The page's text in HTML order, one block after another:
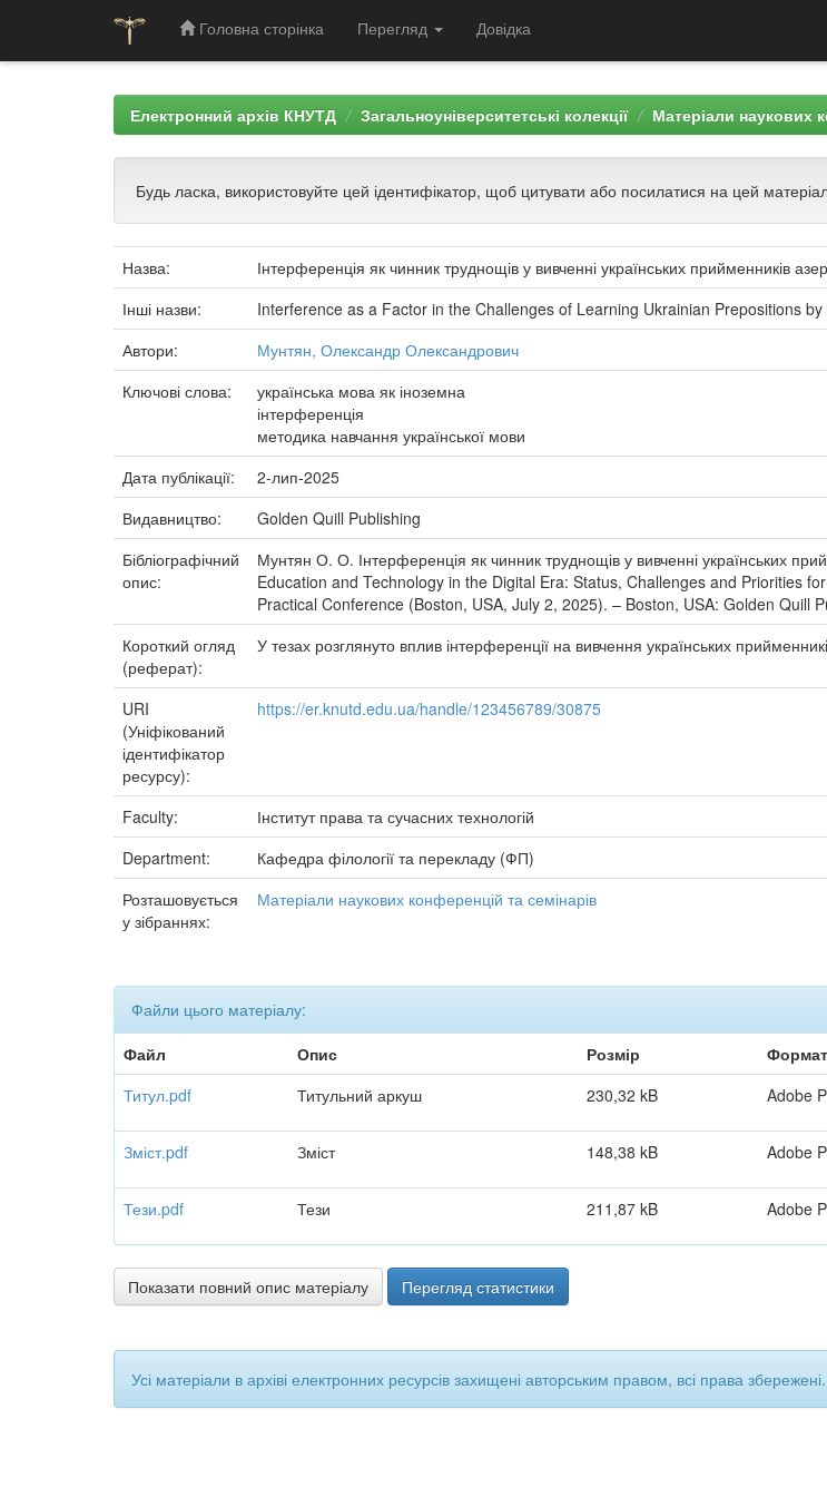
Головна сторінка Перегляд Довідка
Електронний архів КНУТД Загальноуніверситетські колекції Матеріали наукових
Будь ласка, використовуйте цей ідентифікатор, щоб цитувати або посилатися на цей
Назва:
Інтерференція як чинник труднощів у вивченні українських прийменників
Інші назви:
Interference as a Factor in the Challenges of Learning Ukrainian Prepositions
Автори:
Мунтян, Олександр Олександрович
Ключові слова:
українська мова як іноземна
інтерференція
методика навчання української мови
Дата публікації:
2-лип-2025
Видавництво:
Golden Quill Publishing
Бібліографічний
опис:
Мунтян О. О. Інтерференція як чинник труднощів у вивченні українських
Education and Technology in the Digital Era: Status, Challenges and Priorities
Practical Conference (Boston, USA, July 2, 2025). – Boston, USA: Golden Quill
Короткий огляд
(реферат):
У тезах розглянуто вплив інтерференції на вивчення українських
URI
(Уніфікований
ідентифікатор
ресурсу):
https://er.knutd.edu.ua/handle/123456789/30875
Faculty:
Інститут права та сучасних технологій
Department:
Кафедра філології та перекладу (ФП)
Розташовується
у зібраннях:
Матеріали наукових конференцій та семінарів
Файли цього матеріалу:
Файл
Опис Розмір
Формат
Титул.pdf
Титульний аркуш 230,32 kB Adobe
Зміст.pdf Зміст 148,38 kB Adobe
Тези.pdf Тези 211,87 kB Adobe
Показати повний опис матеріалу Перегляд статистики
Усі матеріали в архіві електронних ресурсів захищені авторським правом, всі права збережені.